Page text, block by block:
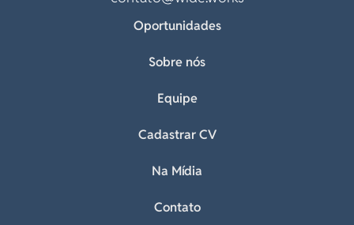
Oportunidades
Sobre nós
Equipe
Cadastrar CV
Na Mídia
Contato